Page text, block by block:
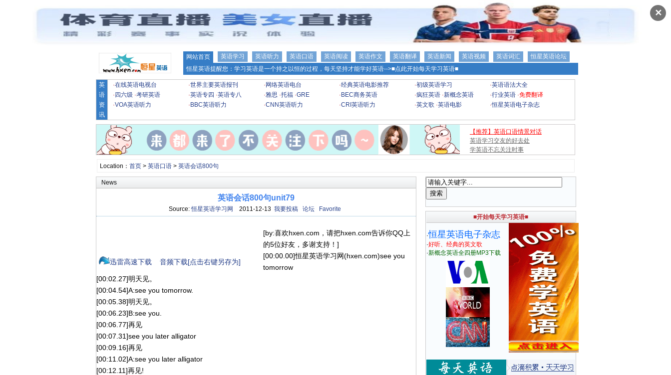
✕
网站首页 英语学习 英语听力 英语口语 英语阅读 英语作文 英语翻译 英语新闻 英语视频 英语词汇
恒星英语论坛
恒星英语提醒您：学习英语是一个持之以恒的过程，每天坚持才能学好英语-->■点此开始每天学习英语■
英
语
资
讯
·在线英语电视台 ·世界主要英语报刊 · 网络英语电台 ·经典英语电影推荐 ·初级英语学习 ·英语语法大全
· 四六级 ·考研英语 ·英语专四 ·英语专八 ·雅思 ·托福 ·GRE · BEC商务英语 ·疯狂英语 ·新概念英语 ·行业英语 ·免费翻译
·VOA英语听力 · BBC英语听力 ·CNN英语听力 ·CRI英语听力 ·英文歌 ·英语电影 ·恒星英语电子杂志
【推荐】英语口语情景对话
英语学习交友的好去处
学英语不忘关注时事
Location： 首页> 英语口语> 英语会话800句
News
英语会话800句unit79
Source:恒星英语学习网 2011-12-13 我要投稿 论坛 Favorite
迅雷高速下载 音频下载[点击右键另存为]
[by:喜欢hxen.com，请把hxen.com告诉你QQ上
的5位好友，多谢支持！]
[00:00.00]恒星英语学习网(hxen.com)see you
tomorrow
[00:02.27]明天见。
[00:04.54]A:see you tomorrow.
[00:05.38]明天见。
[00:06.23]B:see you.
[00:06.77]再见
[00:07.31]see you later alligator
[00:09.16]再见
[00:11.02]A:see you later alligator
[00:12.11]再见!
■开始每天学习英语■
·恒星英语电子杂志
·好听、经典的英文歌
·新概念英语全四册MP3下载